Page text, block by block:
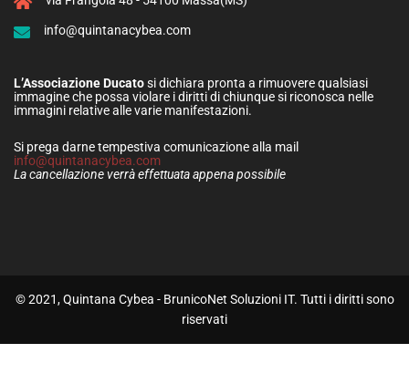
info@quintanacybea.com
L’Associazione Ducatosi dichiara pronta a rimuovere qualsiasi
immagine che possa violare i diritti di chiunque si riconosca nelle
immagini relative alle varie manifestazioni.
Si prega darne tempestiva comunicazione alla mail
info@quintanacybea.com
La cancellazione verrà effettuata appena possibile
© 2021, Quintana Cybea - BrunicoNet Soluzioni IT. Tutti i diritti sono
riservati